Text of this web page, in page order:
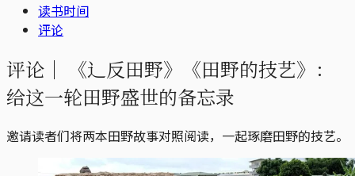
读书时间
评论
评论｜
《辶反田野》《田野的技艺》：
给这一轮田野盛世的备忘录
邀请读者们将两本田野故事对照阅读，一起琢磨田野的技艺。